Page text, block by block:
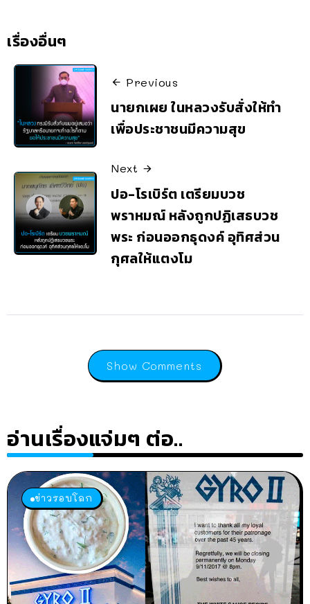
เรื่องอื่นๆ
Previous
นายกเผย ในหลวงรับสั่งให้ทำ
เพื่อประชาชนมีความสุข
Next
ปอ-โรเบิร์ต เตรียมบวช
พราหมณ์ หลังถูกปฏิเสธบวช
พระ ก่อนออกธุดงค์ อุทิศส่วน
กุศลให้แตงโม
Show Comments
อ่านเรื่องแจ่มๆ ต่อ..
ข่าวรอบโลก